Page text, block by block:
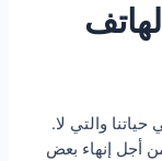
.أصبحت التطبيقات الإلكترونية ضرورة ملحة في حياتنا والتي لا
أجل إنهاء بعض